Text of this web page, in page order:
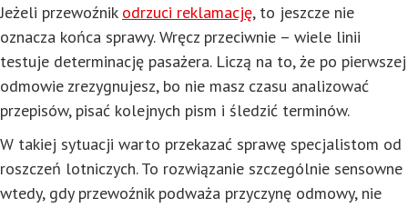
Jeżeli przewoźnik odrzuci reklamację, to jeszcze nie
oznacza końca sprawy. Wręcz przeciwnie – wiele linii
testuje determinację pasażera. Liczą na to, że po pierwszej
odmowie zrezygnujesz, bo nie masz czasu analizować
przepisów, pisać kolejnych pism i śledzić terminów.
W takiej sytuacji warto przekazać sprawę specjalistom od
roszczeń lotniczych. To rozwiązanie szczególnie sensowne
wtedy, gdy przewoźnik podważa przyczynę odmowy, nie